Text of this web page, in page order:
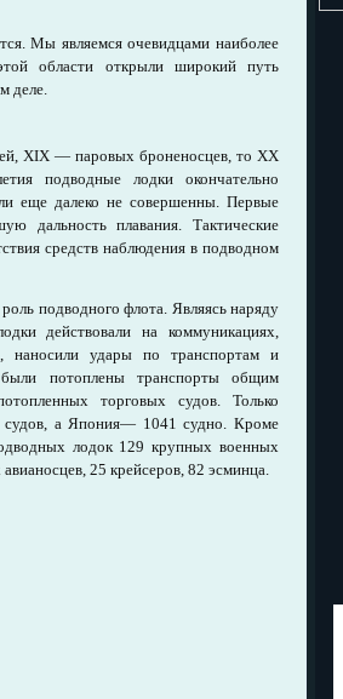
Мы являемся очевидцами наиболее
области открыли широкий путь
деле.
XIX — паровых броненосцев, то XX
подводные лодки окончательно
еще далеко не совершенны. Первые
дальность плавания. Тактические
средств наблюдения в подводном
подводного флота. Являясь наряду
действовали на коммуникациях,
наносили удары по транспортам и
потоплены транспорты общим
торговых судов. Только
судов, а Япония— 1041 судно. Кроме
лодок 129 крупных военных
25 крейсеров, 82 эсминца.